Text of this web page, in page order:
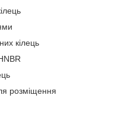
кілець
розміщення